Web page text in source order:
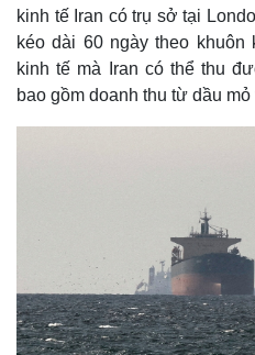
kinh tế Iran có trụ sở tại
kéo dài 60 ngày theo
kinh tế mà Iran có thể thu
bao gồm doanh thu từ dầu